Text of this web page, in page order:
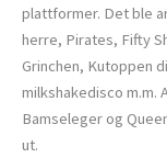
plattformer. Det ble
herre, Pirates, Fifty
Grinchen, Kutoppen
milkshakedisco m.m.
Bamseleger og
ut.